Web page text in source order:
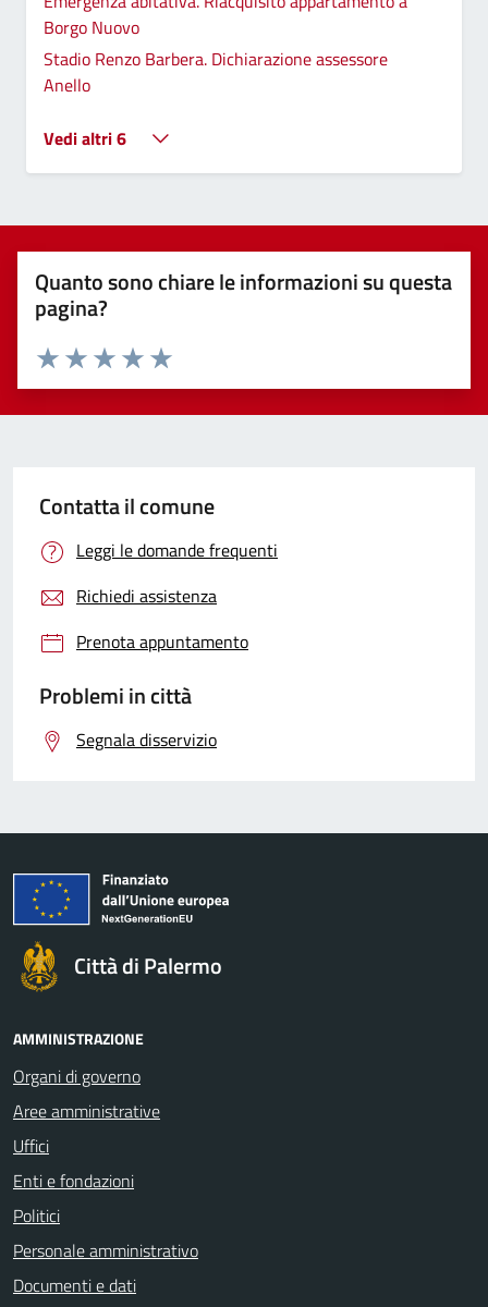
Borgo Nuovo
Stadio Renzo Barbera. Dichiarazione assessore
Anello
Vedi altri 6
Quanto sono chiare le informazioni su questa
pagina?
Valuta 5 stelle su 5
Valuta 4 stelle su 5
Valuta 3 stelle su 5
Valuta 2 stelle su 5
Valuta 1 stelle su 5
Contatta il comune
Leggi le domande frequenti
Richiedi assistenza
Prenota appuntamento
Problemi in città
Segnala disservizio
Città di Palermo
AMMINISTRAZIONE
Organi di governo
Aree amministrative
Uffici
Enti e fondazioni
Politici
Personale amministrativo
Documenti e dati